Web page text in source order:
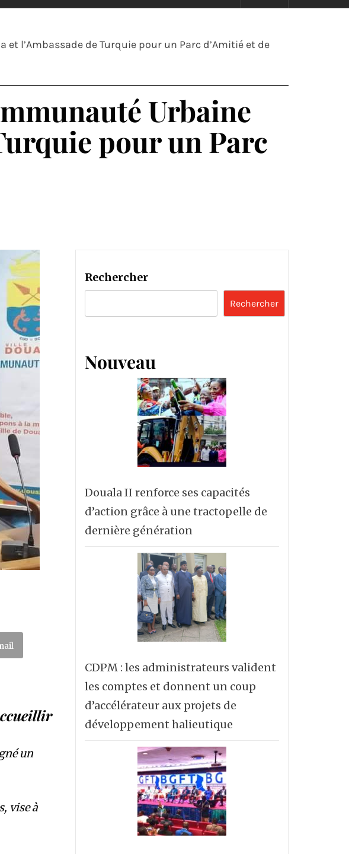
l’Ambassade de Turquie pour un Parc d’Amitié et de
Urbaine
pour un Parc
un
vise à
Rechercher
Rechercher
Nouveau
Douala II renforce ses capacités
d’action grâce à une tractopelle de
dernière génération
CDPM : les administrateurs valident
les comptes et donnent un coup
d’accélérateur aux projets de
développement halieutique